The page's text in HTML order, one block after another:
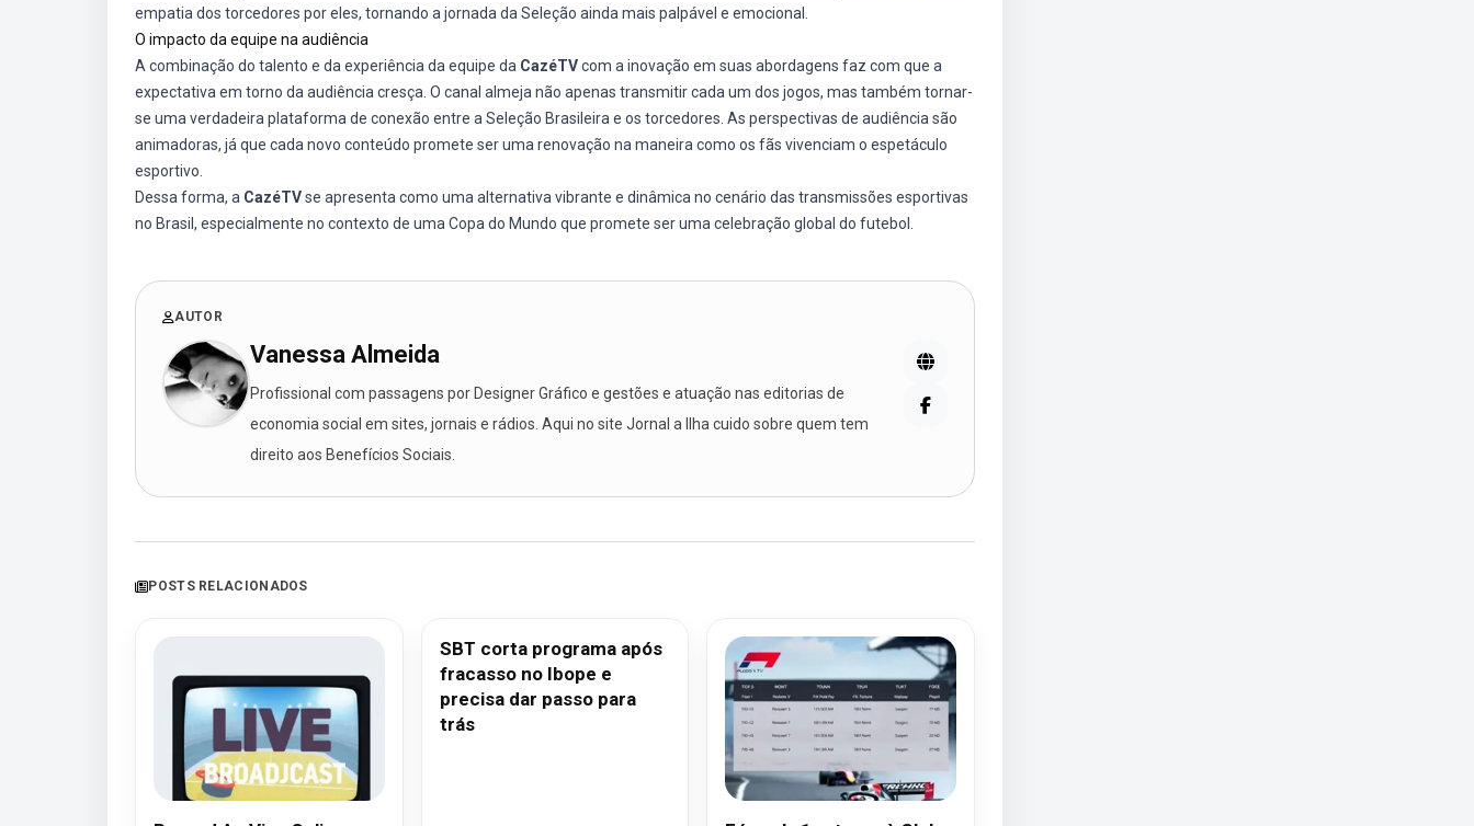
empatia dos torcedores por eles, tornando a jornada da Seleção ainda mais palpável e emocional.
O impacto da equipe na audiência
A combinação do talento e da experiência da equipe da CazéTVcom a inovação em suas abordagens faz com que a
expectativa em torno da audiência cresça. O canal almeja não apenas transmitir cada um dos jogos, mas também tornar-
se uma verdadeira plataforma de conexão entre a Seleção Brasileira e os torcedores. As perspectivas de audiência são
animadoras, já que cada novo conteúdo promete ser uma renovação na maneira como os fãs vivenciam o espetáculo
esportivo.
Dessa forma, a CazéTVse apresenta como uma alternativa vibrante e dinâmica no cenário das transmissões esportivas
no Brasil, especialmente no contexto de uma Copa do Mundo que promete ser uma celebração global do futebol.
AUTOR
Vanessa Almeida
Profissional com passagens por Designer Gráfico e gestões e atuação nas editorias de
economia social em sites, jornais e rádios. Aqui no site Jornal a Ilha cuido sobre quem tem
direito aos Benefícios Sociais.
POSTS RELACIONADOS
SBT corta programa após
fracasso no Ibope e
precisa dar passo para
trás